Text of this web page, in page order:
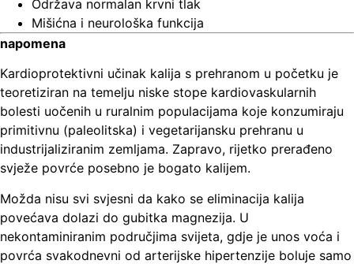
Održava normalan krvni tlak
Mišićna i neurološka funkcija
napomena
Kardioprotektivni učinak kalija s prehranom u početku je
teoretiziran na temelju niske stope kardiovaskularnih
bolesti uočenih u ruralnim populacijama koje konzumiraju
primitivnu (paleolitska) i vegetarijansku prehranu u
industrijaliziranim zemljama. Zapravo, rijetko prerađeno
svježe povrće posebno je bogato kalijem.
Možda nisu svi svjesni da kako se eliminacija kalija
povećava dolazi do gubitka magnezija. U
nekontaminiranim područjima svijeta, gdje je unos voća i
povrća svakodnevni od arterijske hipertenzije boluje samo